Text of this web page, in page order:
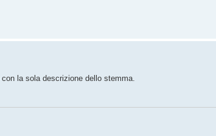
la sola descrizione dello stemma.